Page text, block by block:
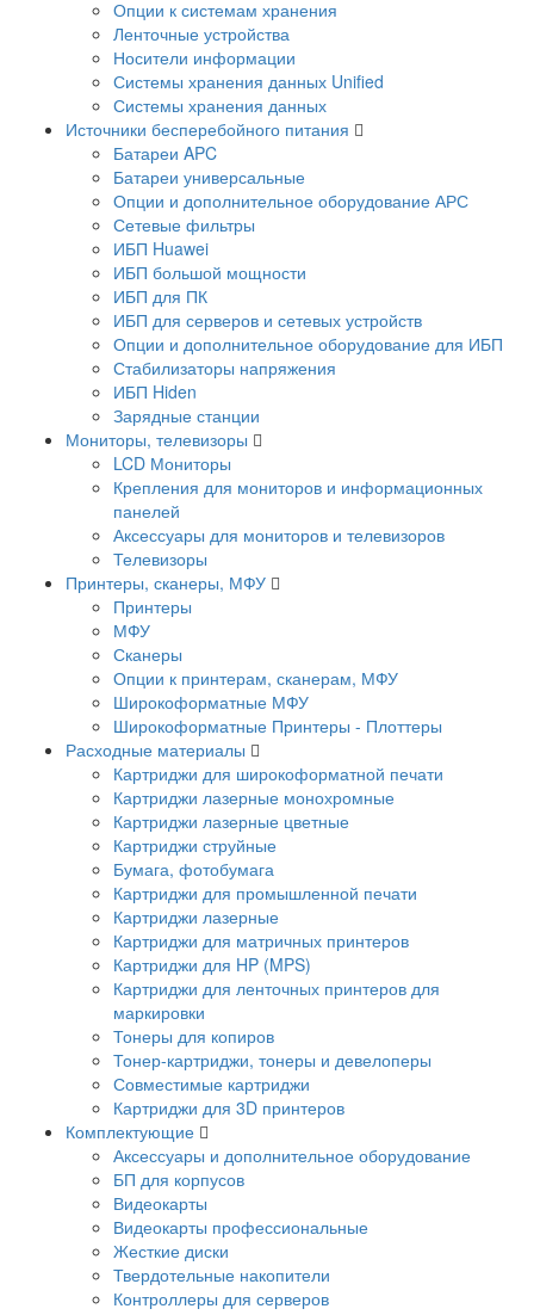
Опции к системам хранения
Ленточные устройства
Носители информации
Системы хранения данных Unified
Системы хранения данных
Источники бесперебойного питания
Батареи APC
Батареи универсальные
Опции и дополнительное оборудование АРС
Сетевые фильтры
ИБП Huawei
ИБП большой мощности
ИБП для ПК
ИБП для серверов и сетевых устройств
Опции и дополнительное оборудование для ИБП
Стабилизаторы напряжения
ИБП Hiden
Зарядные станции
Мониторы, телевизоры
LCD Мониторы
Крепления для мониторов и информационных
панелей
Аксессуары для мониторов и телевизоров
Телевизоры
Принтеры, сканеры, МФУ
Принтеры
МФУ
Сканеры
Опции к принтерам, сканерам, МФУ
Широкоформатные МФУ
Широкоформатные Принтеры - Плоттеры
Расходные материалы
Картриджи для широкоформатной печати
Картриджи лазерные монохромные
Картриджи лазерные цветные
Картриджи струйные
Бумага, фотобумага
Картриджи для промышленной печати
Картриджи лазерные
Картриджи для матричных принтеров
Картриджи для HP (MPS)
Картриджи для ленточных принтеров для
маркировки
Тонеры для копиров
Тонер-картриджи, тонеры и девелоперы
Совместимые картриджи
Картриджи для 3D принтеров
Комплектующие
Аксессуары и дополнительное оборудование
БП для корпусов
Видеокарты
Видеокарты профессиональные
Жесткие диски
Твердотельные накопители
Контроллеры для серверов